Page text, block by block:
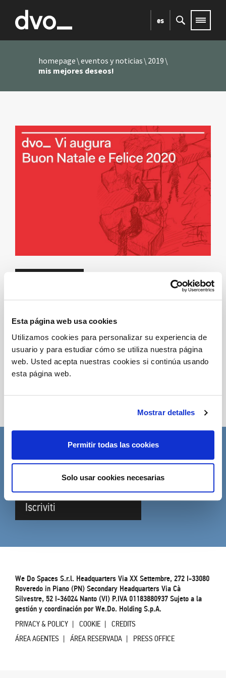
Esta página web usa cookies
Utilizamos cookies para personalizar su experiencia de
usuario y para estudiar cómo se utiliza nuestra página
web. Usted acepta nuestras cookies si continúa usando
esta página web.
Mostrar detalles
Permitir todas las cookies
Solo usar cookies necesarias
es
homepage eventos y noticias 2019
mis mejores deseos!
MIS MEJORES DESEOS!
Descarga PDF
Compartir
SUSCRÍBETE A LA NEWSLETTER
Iscriviti
We Do Spaces S.r.l. Headquarters Via XX Settembre, 272 I-33080
Roveredo in Piano (PN) Secondary Headquarters Via Cà
Silvestre, 52 I-36024 Nanto (VI) P.IVA 01183880937 Sujeto a la
gestión y coordinación por We.Do. Holding S.p.A.
PRIVACY & POLICY COOKIE
CREDITS
ÁREA AGENTES
ÁREA RESERVADA PRESS OFFICE